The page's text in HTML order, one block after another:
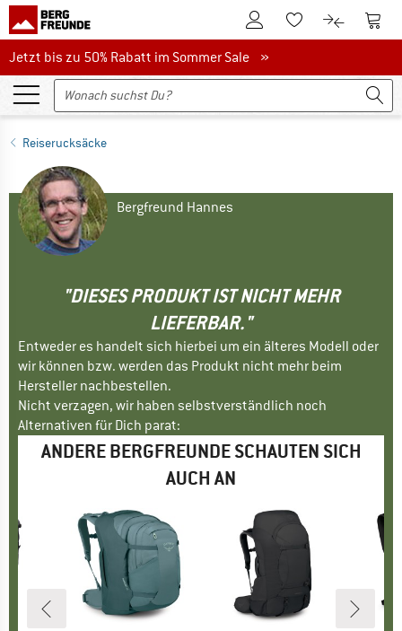
Zum KundenkontoZum Merkzettel.
Zum Zum
Jetzt bis zu 50% Rabatt im Sommer Sale
Jetzt bis zu 50% Rabatt im Sommer Sale »
Reiserucksäcke
Bergfreund Hannes
"DIESES PRODUKT IST NICHT MEHR
LIEFERBAR."
Entweder es handelt sich hierbei um ein älteres Modell oder
wir können bzw. werden das Produkt nicht mehr beim
Hersteller nachbestellen.
Nicht verzagen, wir haben selbstverständlich noch
Alternativen für Dich parat:
ANDERE BERGFREUNDE SCHAUTEN SICH
AUCH AN